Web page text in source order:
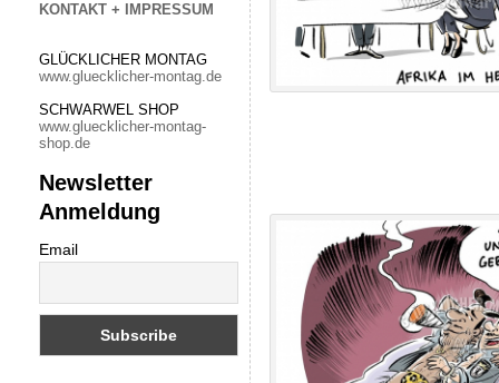
KONTAKT + IMPRESSUM
GLÜCKLICHER MONTAG
www.gluecklicher-montag.de
SCHWARWEL SHOP
www.gluecklicher-montag-
shop.de
Newsletter
Anmeldung
Email